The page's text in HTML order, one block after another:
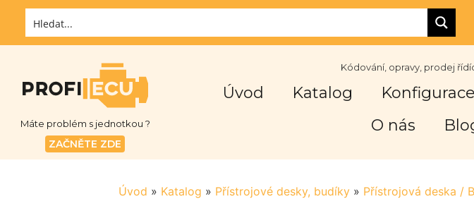
Máte problém s jednotkou ?
ZAČNĚTE ZDE
Kódování, opravy, prodej
Úvod Katalog Konfigurace
O nás
Úvod » Katalog » Přístrojové desky, budíky » Přístrojová deska /